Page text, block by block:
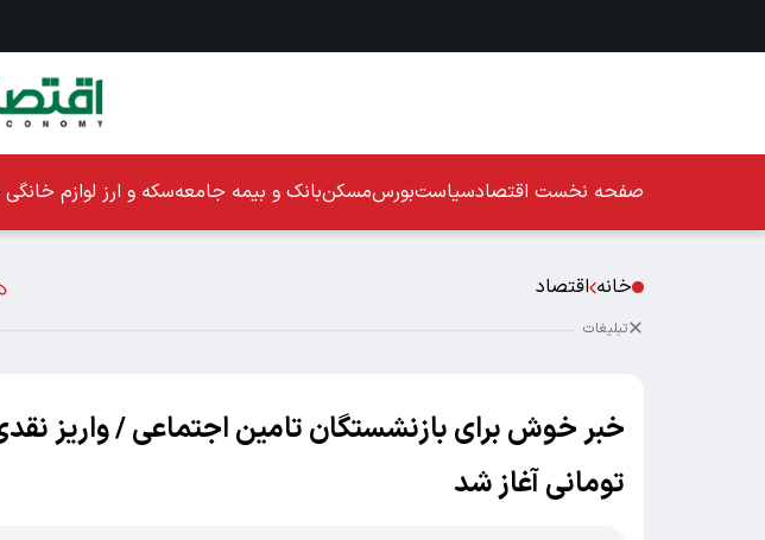
صفحه نخست اقتصادسیاستبورسمسکنبانک و بیمه جامعهسکه و ارز لوازم خانگی
خانه اقتصاد
تبلیغات
تومانی آغاز شد